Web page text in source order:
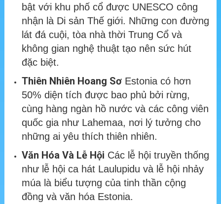
bật với khu phố cổ được UNESCO công
nhận là Di sản Thế giới. Những con đường
lát đá cuội, tòa nhà thời Trung Cổ và
không gian nghệ thuật tạo nên sức hút
đặc biệt.
Thiên Nhiên Hoang Sơ Estonia có hơn
50% diện tích được bao phủ bởi rừng,
cùng hàng ngàn hồ nước và các công viên
quốc gia như Lahemaa, nơi lý tưởng cho
những ai yêu thích thiên nhiên.
Văn Hóa Và Lễ Hội Các lễ hội truyền thống
như lễ hội ca hát Laulupidu và lễ hội nhảy
múa là biểu tượng của tinh thần cộng
đồng và văn hóa Estonia.